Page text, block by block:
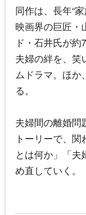
同作は、長年“
映画界の巨匠・
ド・石井氏が約
夫婦の絆を、笑
ムドラマ。ほか、
る。
夫婦間の離婚問
トーリーで、
とは何か」「夫
め直していく。